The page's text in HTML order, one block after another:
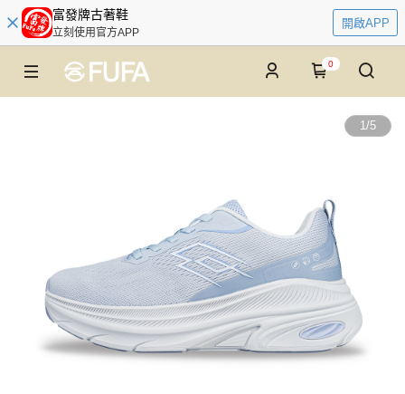
富發牌古著鞋
立刻使用官方APP
開啟APP
0
1/5